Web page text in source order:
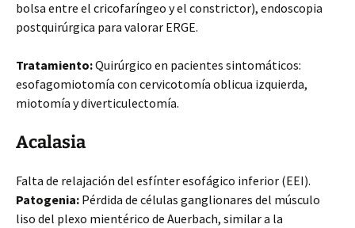
bolsa entre el cricofaríngeo y el constrictor), endoscopia
postquirúrgica para valorar ERGE.
Tratamiento:Quirúrgico en pacientes sintomáticos:
esofagomiotomía con cervicotomía oblicua izquierda,
miotomía y diverticulectomía.
Acalasia
Falta de relajación del esfínter esofágico inferior (EEI).
Patogenia: Pérdida de células ganglionares del músculo
liso del plexo mientérico de Auerbach, similar a la